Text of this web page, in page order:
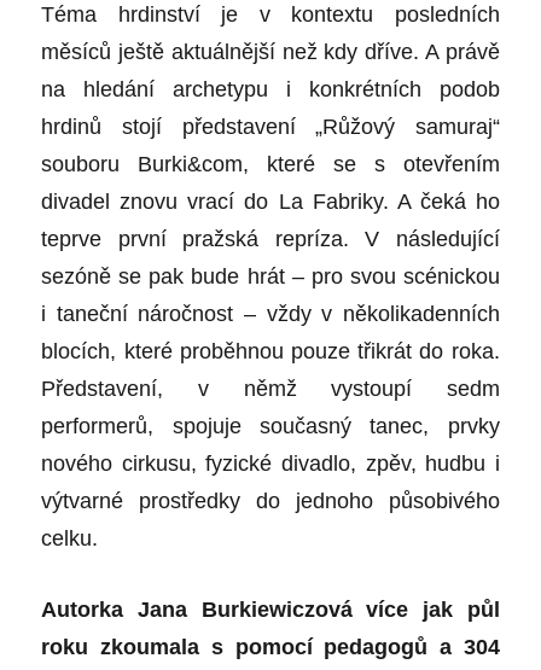
Téma hrdinství je v kontextu posledních
měsíců ještě aktuálnější než kdy dříve. A právě
na hledání archetypu i konkrétních podob
hrdinů stojí představení „Růžový samuraj“
souboru Burki&com, které se s otevřením
divadel znovu vrací do La Fabriky. A čeká ho
teprve první pražská repríza. V následující
sezóně se pak bude hrát – pro svou scénickou
i taneční náročnost – vždy v několikadenních
blocích, které proběhnou pouze třikrát do roka.
Představení, v němž vystoupí sedm
performerů, spojuje současný tanec, prvky
nového cirkusu, fyzické divadlo, zpěv, hudbu i
výtvarné prostředky do jednoho působivého
celku.
Autorka Jana Burkiewiczová více jak půl
roku zkoumala s pomocí pedagogů a 304